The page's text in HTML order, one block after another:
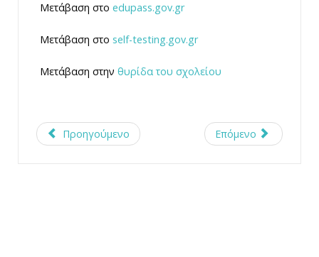
Μετάβαση στο edupass.gov.gr
Μετάβαση στο self-testing.gov.gr
Μετάβαση στην θυρίδα του σχολείου
Προηγούμενο Επόμενο